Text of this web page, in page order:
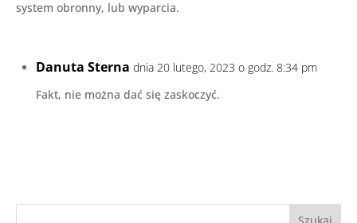
system obronny, lub wyparcia.
Danuta Sterna dnia 20 lutego, 2023 o godz. 8:34 pm
Fakt, nie można dać się zaskoczyć.